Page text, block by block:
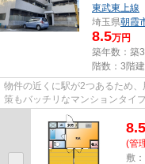
東武東上線
埼玉県朝霞
8.5万円
築年数：築
階数：3階建
物件の近くに駅が2つあるため
策もバッチリなマンションタイ
きる、立地の良さも魅力の物件...
8.5
(管
敷